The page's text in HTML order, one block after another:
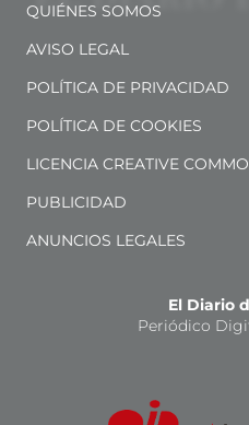
QUIÉNES SOMOS
AVISO LEGAL
POLÍTICA DE PRIVACIDAD
POLÍTICA DE COOKIES
LICENCIA CREATIVE
PUBLICIDAD
ANUNCIOS LEGALES
El Diario
Periódico